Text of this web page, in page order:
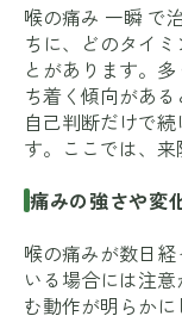
喉の痛み 一瞬 で
ちに、どのタイ
とがあります。
ち着く傾向があ
自己判断だけで
す。ここでは、来
痛みの強さや変
喉の痛みが数日
いる場合には注
む動作が明らか